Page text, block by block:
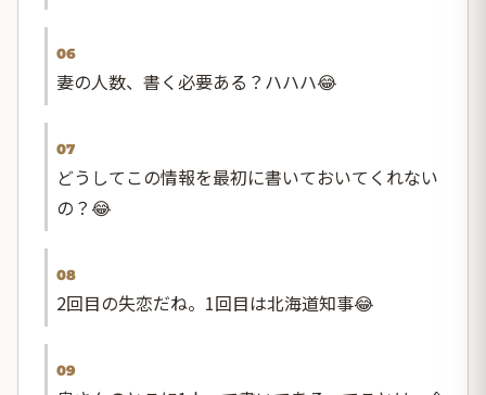
06
妻の人数、書く必要ある？ハハハ😂
07
どうしてこの情報を最初に書いておいてくれない
の？😂
08
2回目の失恋だね。1回目は北海道知事😂
09